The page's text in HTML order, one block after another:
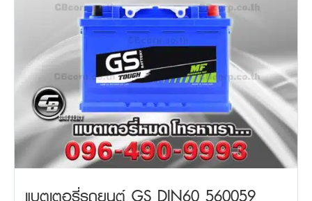
แบตเตอรี่รถยนต์ GS DIN60 560059